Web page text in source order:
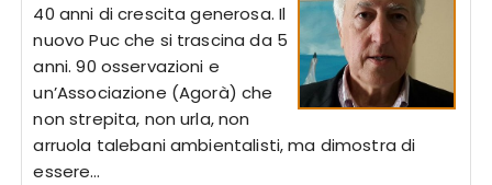
40 anni di crescita generosa. Il
nuovo Puc che si trascina da 5
anni. 90 osservazioni e
un’Associazione (Agorà) che
non strepita, non urla, non
arruola talebani ambientalisti, ma dimostra di
essere…